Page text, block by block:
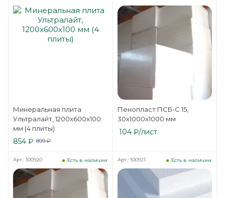
Минеральная плита
Ультралайт, 1200x600x100
мм (4 плиты)
854 ₽ 899₽
Пенопласт ПСБ-С 15,
30x1000x1000 мм
104₽/лист
Есть в наличии
Арт.: 100920 Есть в наличии
Арт.: 100921